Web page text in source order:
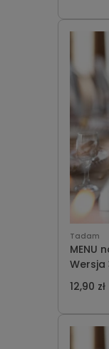
Tadam
MENU
Wersja
12,90 zł